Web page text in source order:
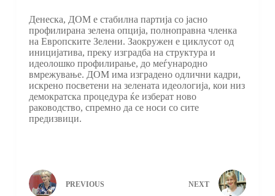
Денеска, ДОМ е стабилна партија со јасно
профилирана зелена опција, полноправна членка
на Европските Зелени. Заокружен е циклусот од
иницијатива, преку изградба на структура и
идеолошко профилирање, до меѓународно
вмрежување. ДОМ има изградено одлични кадри,
искрено посветени на зелената идеологија, кои низ
демократска процедура ќе изберат ново
раководство, спремно да се носи со сите
предизвици.
PREVIOUS NEXT